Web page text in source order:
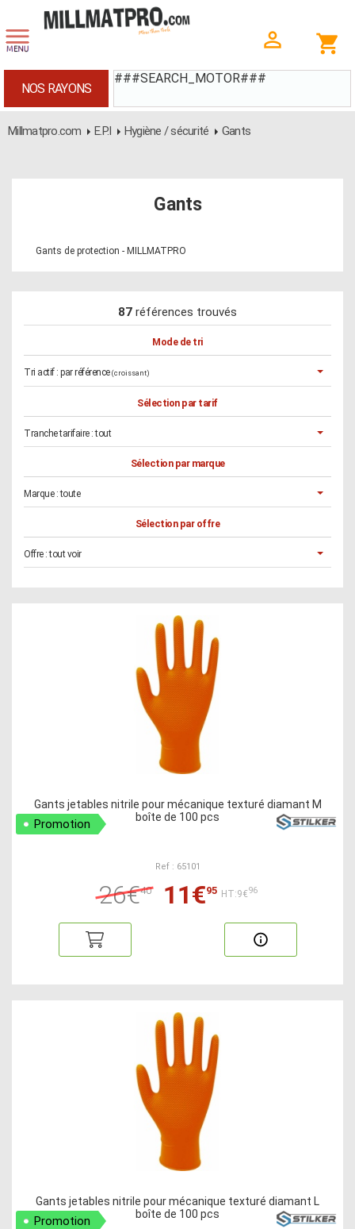
###SEARCH_MOTOR###
NOS RAYONS
Millmatpro.com E.P.I Hygiène / sécurité Gants
Gants
Gants de protection - MILLMATPRO
87 références trouvés
Mode de tri
Tri actif : par référence (croissant)
Sélection par tarif
Tranche tarifaire :tout
Sélection par marque
Marque :toute
Sélection par offre
Offre :tout voir
Gants jetables nitrile pour mécanique texturé diamant M
boîte de 100 pcs
Promotion
Ref : 65101
26€40 11€95 HT:9€96
Gants jetables nitrile pour mécanique texturé diamant L
boîte de 100 pcs
Promotion